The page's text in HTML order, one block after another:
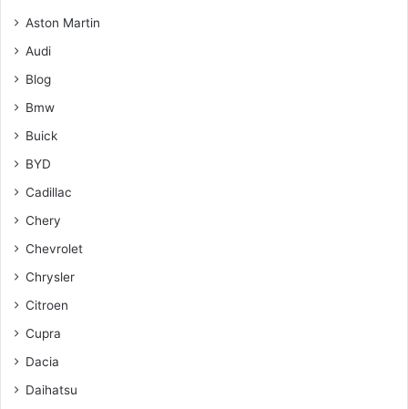
Aston Martin
Audi
Blog
Bmw
Buick
BYD
Cadillac
Chery
Chevrolet
Chrysler
Citroen
Cupra
Dacia
Daihatsu